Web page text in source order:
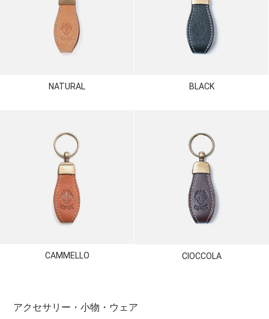
NATURAL BLACK
CAMMELLO CIOCCOLA
アクセサリー・小物・ウェア